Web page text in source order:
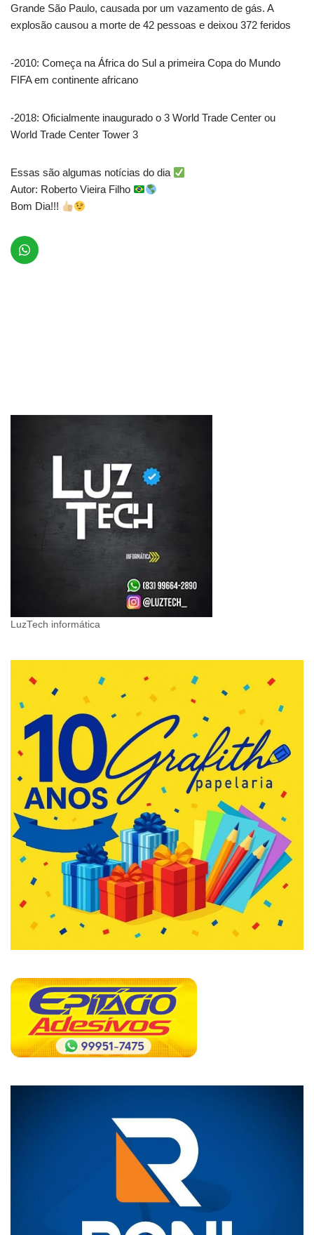
Grande São Paulo, causada por um vazamento de gás. A
explosão causou a morte de 42 pessoas e deixou 372 feridos
-2010: Começa na África do Sul a primeira Copa do Mundo
FIFA em continente africano
-2018: Oficialmente inaugurado o 3 World Trade Center ou
World Trade Center Tower 3
Essas são algumas notícias do dia
Autor: Roberto Vieira Filho
Bom Dia!!!
LuzTech informática